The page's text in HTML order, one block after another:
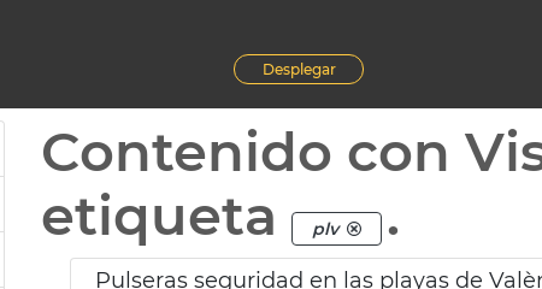
Desplegar
Contenido con
etiqueta
plv .
Pulseras seguridad en las playas de